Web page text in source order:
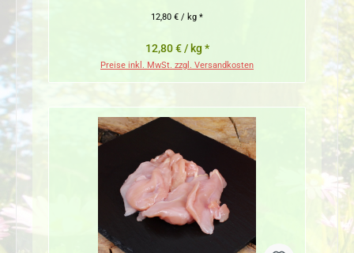
12,80 € / kg *
12,80 € / kg *
Preise inkl. MwSt. zzgl. Versandkosten